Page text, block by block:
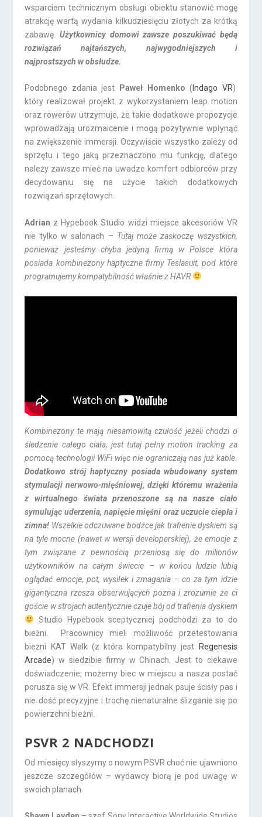
wsparciem technicznym obsługi obiektu stanowić mogę
atrakcję wartą wydania kilkudziesięciu złotych za krótką
zabawę.Użytkownicy domowi zawsze poszukiwać będą
rozwiązań najtańszych, najwygodniejszych i
najprostszych w obsłudze.
Podobnego zdania jest Paweł Homenko ( Indago VR)
który realizował projekt z wykorzystaniem leap motion
oraz rowerów utrzymuje, że takie dodatkowe propozycje
wprowadzają urozmaicenie i mogą pozytywnie wpłynąć
na zwiększenie immersji. Oczywiście wszystko zależy od
sprzętu i tego jaką przeznaczono mu funkcję, dlatego
należy zawsze mieć na uwadze komfort odbiorców przy
decydowaniu się na użycie takich dodatkowych
rozwiązań sprzętowych.
Adrian z Hypebook Studio widzi miejsce akcesoriów VR
nie tylko w salonach – Tutaj może zaskoczę wszystkich,
ponieważ jesteśmy chyba jedyną firmą w Polsce która
posiada kombinezony haptyczne firmy Teslasuit, pod które
programujemy kompatybilność właśnie z HAVR
Kombinezony te mają niesamowitą czułość jeżeli chodzi o
śledzenie całego ciała, jest tutaj pełny motion tracking za
pomocą technologii WiFi więc nie ograniczają nas już kable.
Dodatkowo strój haptyczny posiada wbudowany system
stymulacji nerwowo-mięśniowej, dzięki któremu wrażenia
z wirtualnego świata przenoszone są na nasze ciało
symulując uderzenia, napięcie mięśni oraz uczucie ciepła i
zimna! Wszelkie odczuwane bodźce jak trafienie dyskiem są
na tyle mocne (nawet w wersji developerskiej), że emocje z
tym związane z pewnością przeniosą się do milionów
użytkowników na całym świecie – w końcu ludzie lubią
oglądać emocje, pot, wysiłek i zmagania – co za tym idzie
gigantyczna rzesza obserwujących pozna i zrozumie że ci
goście w strojach autentycznie czuje bój od trafienia dyskiem
Studio Hypebook sceptyczniej podchodzi za to do
bieżni. Pracownicy mieli możliwość przetestowania
bieżni KAT Walk (z która kompatybilny jest
Regenesis
Arcade) w siedzibie firmy w Chinach. Jest to ciekawe
doświadczenie, możemy biec w miejscu a nasza postać
porusza się w VR. Efekt immersji jednak psuje ścisły pas i
nie dość precyzyjne i trochę nienaturalne ślizganie się po
powierzchni bieżni.
PSVR 2 NADCHODZI
Od miesięcy słyszymy o nowym PSVR choć nie ujawniono
jeszcze szczegółów – wydawcy biorą je pod uwagę w
swoich planach.